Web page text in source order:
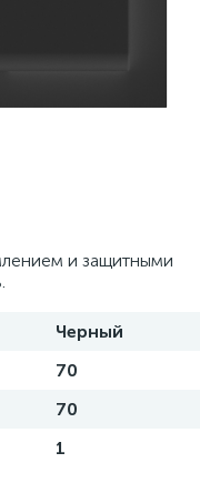
и защитными
Черный
70
70
1